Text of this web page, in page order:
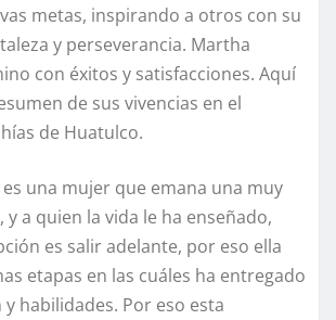
metas, inspirando a otros con su
y perseverancia. Martha
con éxitos y satisfacciones. Aquí
de sus vivencias en el
de Huatulco.
una mujer que emana una muy
a quien la vida le ha enseñado,
es salir adelante, por eso ella
etapas en las cuáles ha entregado
habilidades. Por eso esta